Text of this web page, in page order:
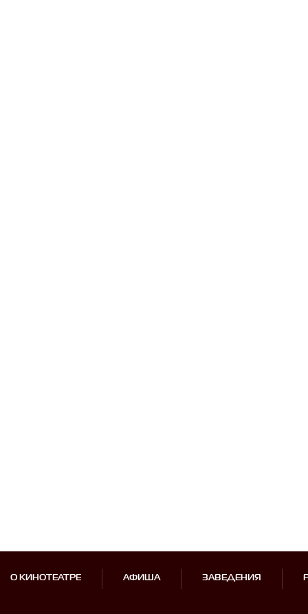
О КИНОТЕАТРЕ АФИША ЗАВЕДЕНИЯ